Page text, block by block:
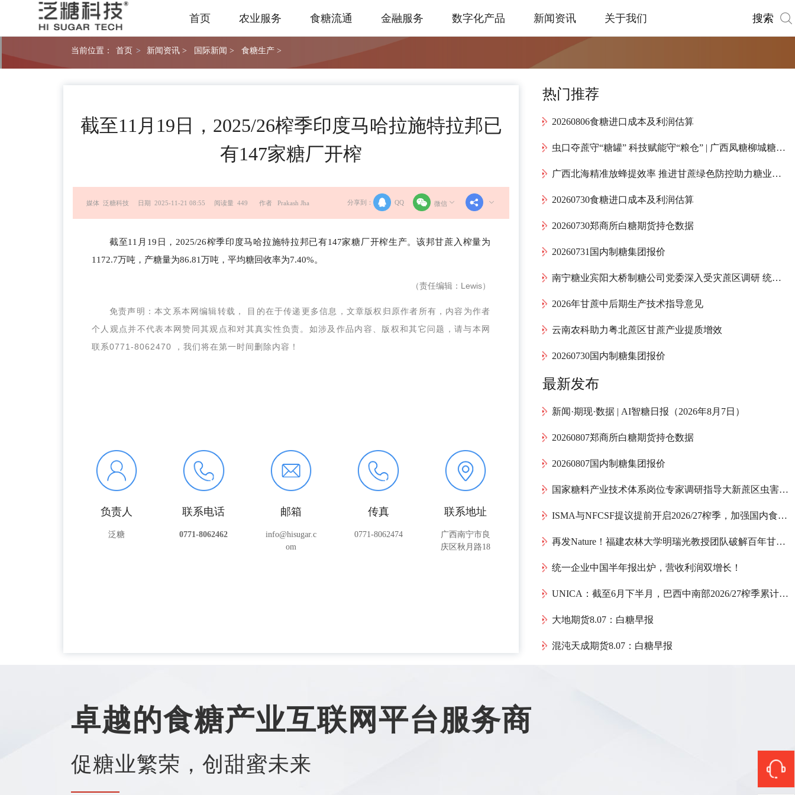
首页 农业服务 食糖流通 金融服务 数字化产品 新闻资讯 关于我们 搜索
当前位置： 首页 > 新闻资讯 > 国际新闻 > 食糖生产 >
截至11月19日，2025/26榨季印度马哈拉施特拉邦已
有147家糖厂开榨
分享到： QQ 微信
媒体 泛糖科技 日期 2025-11-21 08:55 阅读量 449 作者 Prakash Jha
截至11月19日，2025/26榨季印度马哈拉施特拉邦已有147家糖厂开榨生产。该邦甘蔗入榨量为
1172.7万吨，产糖量为86.81万吨，平均糖回收率为7.40%。
（责任编辑：Lewis）
免责声明：本文系本网编辑转载， 目的在于传递更多信息，文章版权归原作者所有，内容为作者
个人观点并不代表本网赞同其观点和对其真实性负责。如涉及作品内容、版权和其它问题，请与本网
联系0771-8062470 ，我们将在第一时间删除内容！
负责人
泛糖
联系电话
0771-8062462
邮箱
info@hisugar.c
om
传真
0771-8062474
联系地址
广西南宁市良
庆区秋月路18
热门推荐
20260806食糖进口成本及利润估算
虫口夺蔗守“糖罐” 科技赋能守“粮仓” | 广西凤糖柳城糖厂全力护航“甜蜜产业”高质量发展
广西北海精准放蜂提效率 推进甘蔗绿色防控助力糖业提质增效
20260730食糖进口成本及利润估算
20260730郑商所白糖期货持仓数据
20260731国内制糖集团报价
南宁糖业宾阳大桥制糖公司党委深入受灾蔗区调研 统筹推进甘蔗灾后复产工作
2026年甘蔗中后期生产技术指导意见
云南农科助力粤北蔗区甘蔗产业提质增效
20260730国内制糖集团报价
最新发布
新闻·期现·数据 | AI智糖日报（2026年8月7日）
20260807郑商所白糖期货持仓数据
20260807国内制糖集团报价
国家糖料产业技术体系岗位专家调研指导大新蔗区虫害防治
ISMA与NFCSF提议提前开启2026/27榨季，加强国内食糖供应
再发Nature！福建农林大学明瑞光教授团队破解百年甘蔗育种谜题：母本如何送出一份“双倍遗传礼物”
统一企业中国半年报出炉，营收利润双增长！
UNICA：截至6月下半月，巴西中南部2026/27榨季累计产糖1075.4万吨，同比减少152万吨
大地期货8.07：白糖早报
混沌天成期货8.07：白糖早报
卓越的食糖产业互联网平台服务商
促糖业繁荣，创甜蜜未来